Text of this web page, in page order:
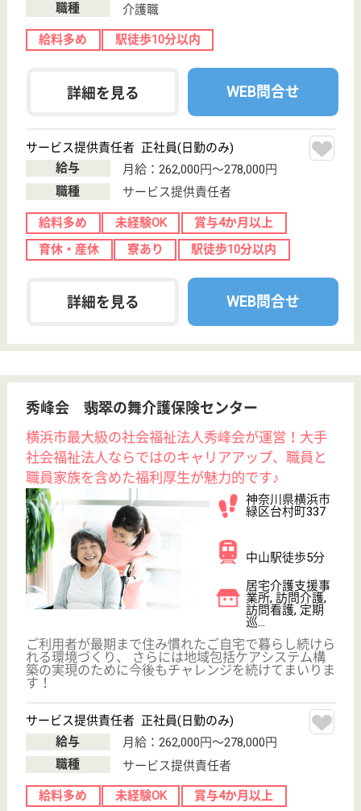
給料多め 未経験OK
育休・産休
寮あり 駅徒歩10分以内
WEB問合せ
秀峰会 豊穣の大地介護保険センター
横浜市最大級の社会福祉法人秀峰会が運営！大手
社会福祉法人ならではのキャリアアップ、職員と
職員家族を含めた福利厚生が魅力的です♪
神奈川県横浜市
1-13-1
和田町駅徒歩5
分
居宅介護支援事
訪問看護, 定期
最寄り駅より徒歩5分でアクセス抜群◎ご利用者が最
期まで住み慣れたご自宅で暮らし続けられる環境づく
り、 さらには地域包括ケアシステム構築の実現のた
サービス提供責任者 正社員(日勤のみ)
職種
サービス提供責任者
給料多め 未経験OK
賞与4か月以上
詳細を見る WEB問合せ
医療生協さいたま生活協同組合 ケアステーシ
ョンかしの木
草加市エリアでの訪問看護のお仕事
埼玉県草加市草
草加駅徒歩12分
訪問看護, 地域
包...
医療生協さいたま生活協同組合は県内6つの医療生協
が合併して誕生した日本で一番大きな医療生協、正職
員・パート等勤務形態相談可、福利厚生面も魅力
給与
時給：1,180円〜1,240円
給料多め 未経験OK
車通勤OK
育休・産休